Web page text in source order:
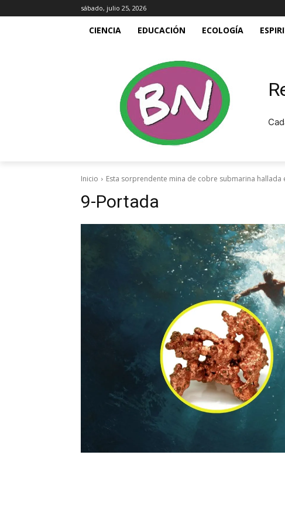
sábado, julio 25, 2026
CIENCIA EDUCACIÓN ECOLOGÍA
Inicio Esta sorprendente mina de cobre submarina
9-Portada